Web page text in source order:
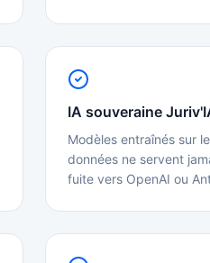
IA souveraine
Modèles entraînés sur
données ne servent
fuite vers OpenAI ou